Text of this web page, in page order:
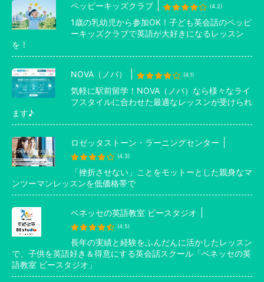
ペッピーキッズクラブ (4.2)
1歳の乳幼児から参加OK！子ども英会話のペッピ
ーキッズクラブで英語が大好きになるレッスン
を！
NOVA（ノバ） (4.1)
気軽に駅前留学！NOVA（ノバ）なら様々なライ
フスタイルに合わせた最適なレッスンが受けられ
ます♪
ロゼッタストーン・ラーニングセンター
(4.3)
「挫折させない」ことをモットーとした親身なマ
ンツーマンレッスンを低価格帯で
ベネッセの英語教室 ビースタジオ
(4.5)
長年の実績と経験をふんだんに活かしたレッスン
で、子供を英語好き＆得意にする英会話スクール「ベネッセの英
語教室 ビースタジオ」